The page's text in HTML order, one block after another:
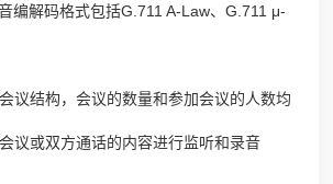
解码格式包括G.711 A-Law、G.711 μ-
结构，会议的数量和参加会议的人数均
议或双方通话的内容进行监听和录音